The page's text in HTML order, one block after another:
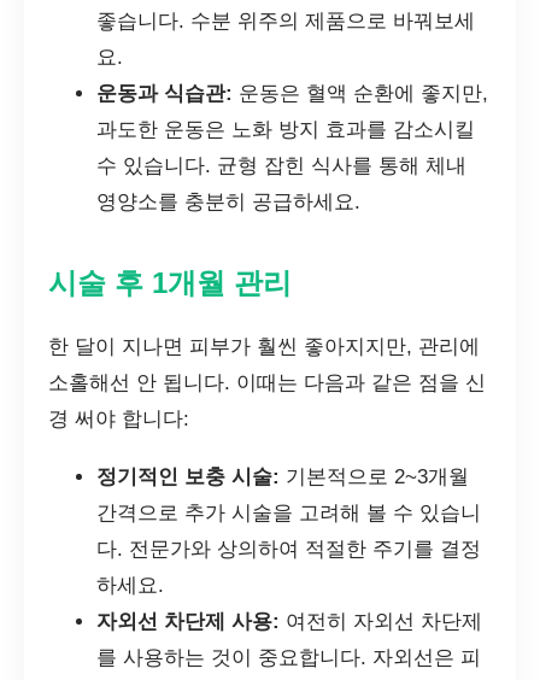
좋습니다. 수분 위주의 제품으로 바꿔보세
요.
운동과 식습관: 운동은 혈액 순환에 좋지만,
과도한 운동은 노화 방지 효과를 감소시킬
수 있습니다. 균형 잡힌 식사를 통해 체내
영양소를 충분히 공급하세요.
시술 후 1개월 관리
한 달이 지나면 피부가 훨씬 좋아지지만, 관리에
소홀해선 안 됩니다. 이때는 다음과 같은 점을 신
경 써야 합니다:
정기적인 보충 시술: 기본적으로 2~3개월
간격으로 추가 시술을 고려해 볼 수 있습니
다. 전문가와 상의하여 적절한 주기를 결정
하세요.
자외선 차단제 사용: 여전히 자외선 차단제
를 사용하는 것이 중요합니다. 자외선은 피